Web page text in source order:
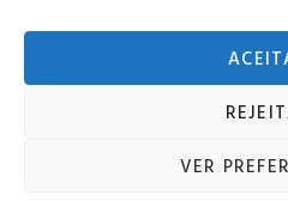
VER
Viagem jovem copyright © 2024.
POLITICA DE